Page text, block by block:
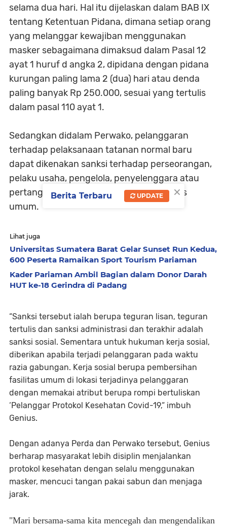
selama dua hari. Hal itu dijelaskan dalam BAB IX
tentang Ketentuan Pidana, dimana setiap orang
yang melanggar kewajiban menggunakan
masker sebagaimana dimaksud dalam Pasal 12
ayat 1 huruf d angka 2, dipidana dengan pidana
kurungan paling lama 2 (dua) hari atau denda
paling banyak Rp 250.000, sesuai yang tertulis
dalam pasal 110 ayat 1.
Sedangkan didalam Perwako, pelanggaran
terhadap pelaksanaan tatanan normal baru
dapat dikenakan sanksi terhadap perseorangan,
pelaku usaha, pengelola, penyelenggara atau
pertanggungjawaban tempat dan fasilitas
umum.
Lihat juga
Universitas Sumatera Barat Gelar Sunset Run Kedua,
600 Peserta Ramaikan Sport Tourism Pariaman
Kader Pariaman Ambil Bagian dalam Donor Darah
HUT ke-18 Gerindra di Padang
“Sanksi tersebut ialah berupa teguran lisan, teguran
tertulis dan sanksi administrasi dan terakhir adalah
sanksi sosial. Sementara untuk hukuman kerja sosial,
diberikan apabila terjadi pelanggaran pada waktu
razia gabungan. Kerja sosial berupa pembersihan
fasilitas umum di lokasi terjadinya pelanggaran
dengan memakai atribut berupa rompi bertuliskan
‘Pelanggar Protokol Kesehatan Covid-19,“ imbuh
Genius.
Dengan adanya Perda dan Perwako tersebut, Genius
berharap masyarakat lebih disiplin menjalankan
protokol kesehatan dengan selalu menggunakan
masker, mencuci tangan pakai sabun dan menjaga
jarak.
"Mari bersama-sama kita mencegah dan mengendalikan
×
Berita Terbaru UPDATE